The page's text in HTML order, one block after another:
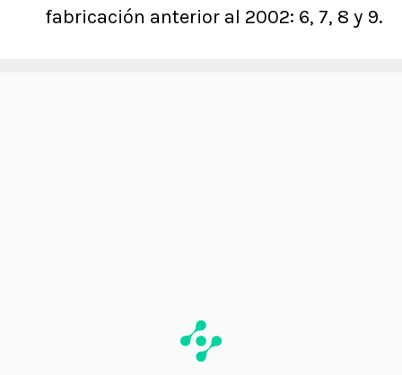
fabricación anterior al 2002: 6, 7, 8 y 9.